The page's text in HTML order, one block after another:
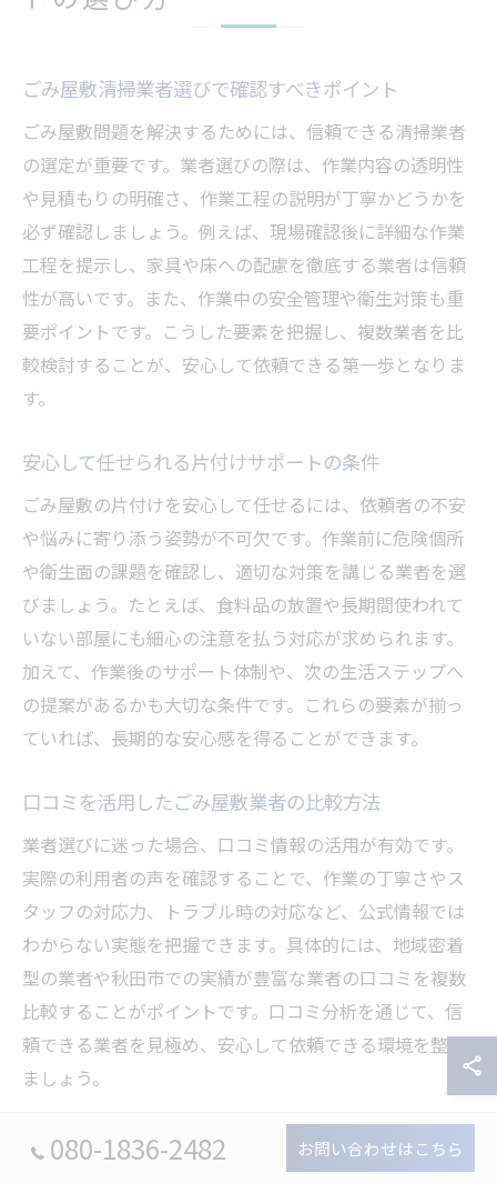
ごみ屋敷清掃業者選びで確認すべきポイント
ごみ屋敷問題を解決するためには、信頼できる清掃業者
の選定が重要です。業者選びの際は、作業内容の透明性
や見積もりの明確さ、作業工程の説明が丁寧かどうかを
必ず確認しましょう。例えば、現場確認後に詳細な作業
工程を提示し、家具や床への配慮を徹底する業者は信頼
性が高いです。また、作業中の安全管理や衛生対策も重
要ポイントです。こうした要素を把握し、複数業者を比
較検討することが、安心して依頼できる第一歩となりま
す。
安心して任せられる片付けサポートの条件
ごみ屋敷の片付けを安心して任せるには、依頼者の不安
や悩みに寄り添う姿勢が不可欠です。作業前に危険個所
や衛生面の課題を確認し、適切な対策を講じる業者を選
びましょう。たとえば、食料品の放置や長期間使われて
いない部屋にも細心の注意を払う対応が求められます。
加えて、作業後のサポート体制や、次の生活ステップへ
の提案があるかも大切な条件です。これらの要素が揃っ
ていれば、長期的な安心感を得ることができます。
口コミを活用したごみ屋敷業者の比較方法
業者選びに迷った場合、口コミ情報の活用が有効です。
実際の利用者の声を確認することで、作業の丁寧さやス
タッフの対応力、トラブル時の対応など、公式情報では
わからない実態を把握できます。具体的には、地域密着
型の業者や秋田市での実績が豊富な業者の口コミを複数
比較することがポイントです。口コミ分析を通じて、信
頼できる業者を見極め、安心して依頼できる環境を整え
ましょう。
支払い方法や分割払い利用時の注意事項
080-1836-2482 お問い合わせはこちら